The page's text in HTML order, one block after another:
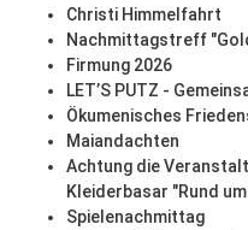
Christi Himmelfahrt
Nachmittagstreff
Firmung 2026
LET’S PUTZ -
Ökumenisches
Maiandachten
Achtung die
Kleiderbasar "Rund
Spielenachmittag